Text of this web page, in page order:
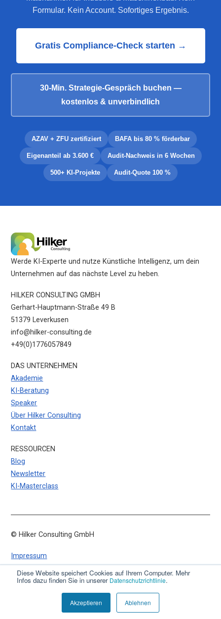
Diese Website speichert Cookies auf Ihrem Computer. Mehr
Infos dazu finden Sie in unserer Datenschutzrichtlinie.
Akzeptieren Ablehnen
Formular. Kein Account. Sofortiges Ergebnis.
Gratis Compliance-Check starten →
30-Min. Strategie-Gespräch buchen —
kostenlos & unverbindlich
AZAV + ZFU zertifiziert BAFA bis 80 % förderbar
Eigenanteil ab 3.600 € Audit-Nachweis in 6 Wochen
500+ KI-Projekte Audit-Quote 100 %
Werde KI-Experte und nutze Künstliche Intelligenz, um dein
Unternehmen auf das nächste Level zu heben.
HILKER CONSULTING GMBH
Gerhart-Hauptmann-Straße 49 B
51379 Leverkusen
info@hilker-consulting.de
+49(0)1776057849
DAS UNTERNEHMEN
Akademie
KI-Beratung
Speaker
Über Hilker Consulting
Kontakt
RESSOURCEN
Blog
Newsletter
KI-Masterclass
© Hilker Consulting GmbH
Impressum
AGB